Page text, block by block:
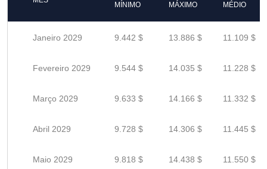
MÍNIMO
MÁXIMO
MÉDIO
Janeiro 2029 9.442 $ 13.886 $ 11.109 $
Fevereiro 2029 9.544 $ 14.035 $ 11.228 $
Março 2029 9.633 $ 14.166 $ 11.332 $
Abril 2029 9.728 $ 14.306 $ 11.445 $
Maio 2029 9.818 $ 14.438 $ 11.550 $